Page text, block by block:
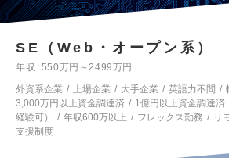
SE（Web・オープン系）
年収
550万円～2499万円
外資系企業
上場企業 大手企業 英語力不問
3,000万円以上資金調達済
1億円以上資金調達済
経験可）
年収600万以上 フレックス勤務 リ
支援制度